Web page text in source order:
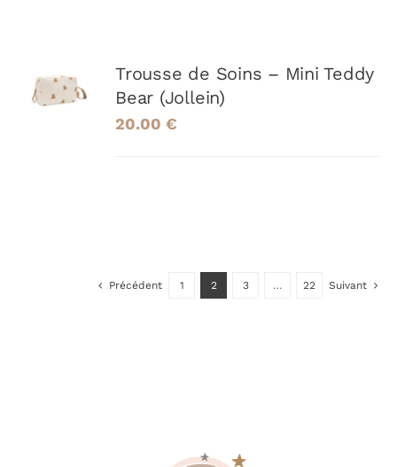
AU
PANIER
Trousse de Soins – Mini Teddy
Bear (Jollein)
20.00€
Précédent 1 2 3 … 22 Suivant